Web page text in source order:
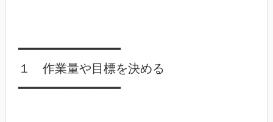
━━━━━━━━━━━━━━
１　作業量や目標を決める
━━━━━━━━━━━━━━